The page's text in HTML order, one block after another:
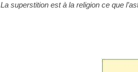
La superstition est à la religion ce que